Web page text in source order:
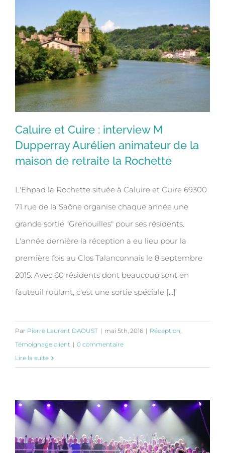
Dupperray Aurélien animateur de la
maison de retraite la Rochette
Caluire et Cuire : interview M
Dupperray Aurélien animateur de la
maison de retraite la Rochette
L'Ehpad la Rochette située à Caluire et Cuire 69300
71 rue de la Saône organise chaque année une
grande sortie "Grenouilles" pour ses résidents.
L'année dernière la réception a eu lieu pour la
première fois au Clos Talanconnais le 8 septembre
2015. Avec 60 résidents dont beaucoup sont en
fauteuil roulant, c'est une sortie spéciale [...]
Par Pierre Laurent DAOUST | mai 5th, 2016 | Réception,
Témoignage client | 0 commentaire
Lire la suite